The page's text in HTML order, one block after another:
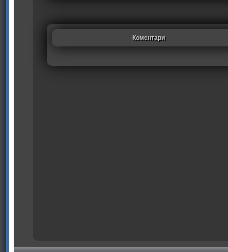
Коментари